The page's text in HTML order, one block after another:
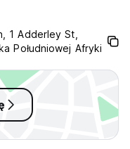
1 Adderley St,
Południowej Afryki